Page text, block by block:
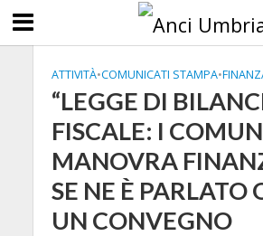
ATTIVITÀ•COMUNICATI STAMPA•
“LEGGE DI
FISCALE: I
MANOVRA
SE NE È PARLATO
UN CONVEGNO